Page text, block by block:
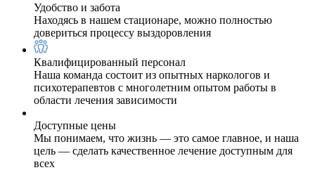
Удобство и забота
Находясь в нашем стационаре, можно полностью
довериться процессу выздоровления
Квалифицированный персонал
Наша команда состоит из опытных наркологов и
психотерапевтов с многолетним опытом работы в
области лечения зависимости
Доступные цены
Мы понимаем, что жизнь — это самое главное, и наша
цель — сделать качественное лечение доступным для
всех